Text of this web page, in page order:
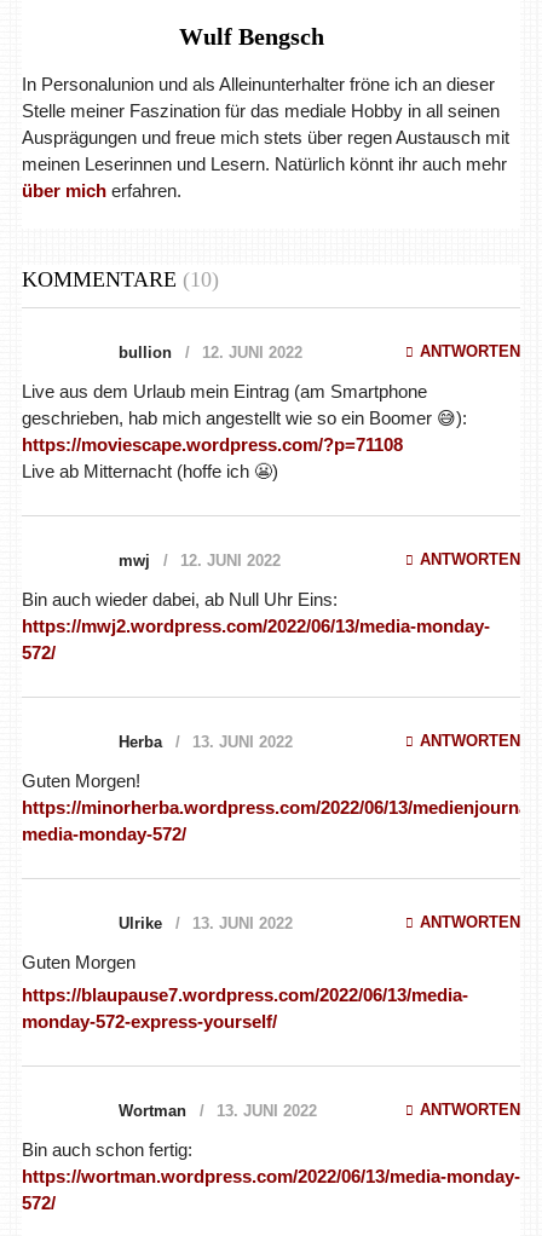
Wulf Bengsch
In Personalunion und als Alleinunterhalter fröne ich an dieser
Stelle meiner Faszination für das mediale Hobby in all seinen
Ausprägungen und freue mich stets über regen Austausch mit
meinen Leserinnen und Lesern. Natürlich könnt ihr auch mehr
über micherfahren.
KOMMENTARE (10)
bullion 12. JUNI 2022 ANTWORTEN
Live aus dem Urlaub mein Eintrag (am Smartphone
geschrieben, hab mich angestellt wie so ein Boomer 😅):
https://moviescape.wordpress.com/?p=71108
Live ab Mitternacht (hoffe ich 😬)
mwj 12. JUNI 2022 ANTWORTEN
Bin auch wieder dabei, ab Null Uhr Eins:
https://mwj2.wordpress.com/2022/06/13/media-monday-
572/
Herba 13. JUNI 2022 ANTWORTEN
Guten Morgen!
https://minorherba.wordpress.com/2022/06/13/medienjournal-
media-monday-572/
Ulrike 13. JUNI 2022 ANTWORTEN
Guten Morgen
https://blaupause7.wordpress.com/2022/06/13/media-
monday-572-express-yourself/
Wortman 13. JUNI 2022 ANTWORTEN
Bin auch schon fertig:
https://wortman.wordpress.com/2022/06/13/media-monday-
572/